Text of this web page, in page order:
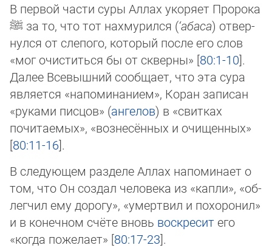
В первой части суры Аллах укоряет Пророка
ﷺ за то, что тот нахмурился (‘абаса) от­вер­
нулся от слепого, который после его слов
«мог очиститься бы от скверны» [80:1-10].
Да­лее Всевышний сообщает, что эта сура
является «напоминанием», Коран запи­сан
«ру­ка­ми писцов» (ангелов) в «свитках
почитаемых», «вознесённых и очищен­ных»
[80:11-16].
В следующем разделе Аллах напоминает о
том, что Он создал человека из «капли», «об­
легчил ему дорогу», «умертвил и похоронил»
и в конечном счёте вновь воскресит его
«когда пожелает» [80:17-23].